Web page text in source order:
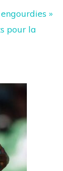
»
pour la